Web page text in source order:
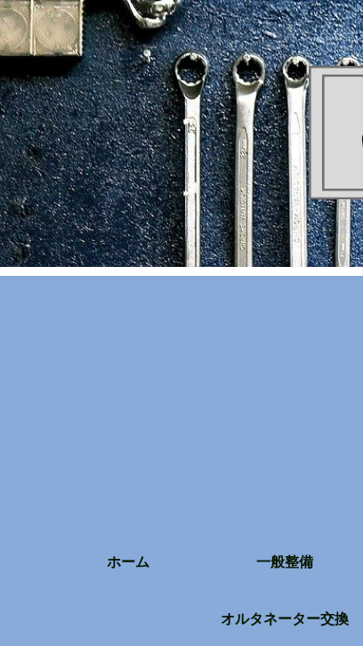
ホーム 一般整備
オルタネーター交換